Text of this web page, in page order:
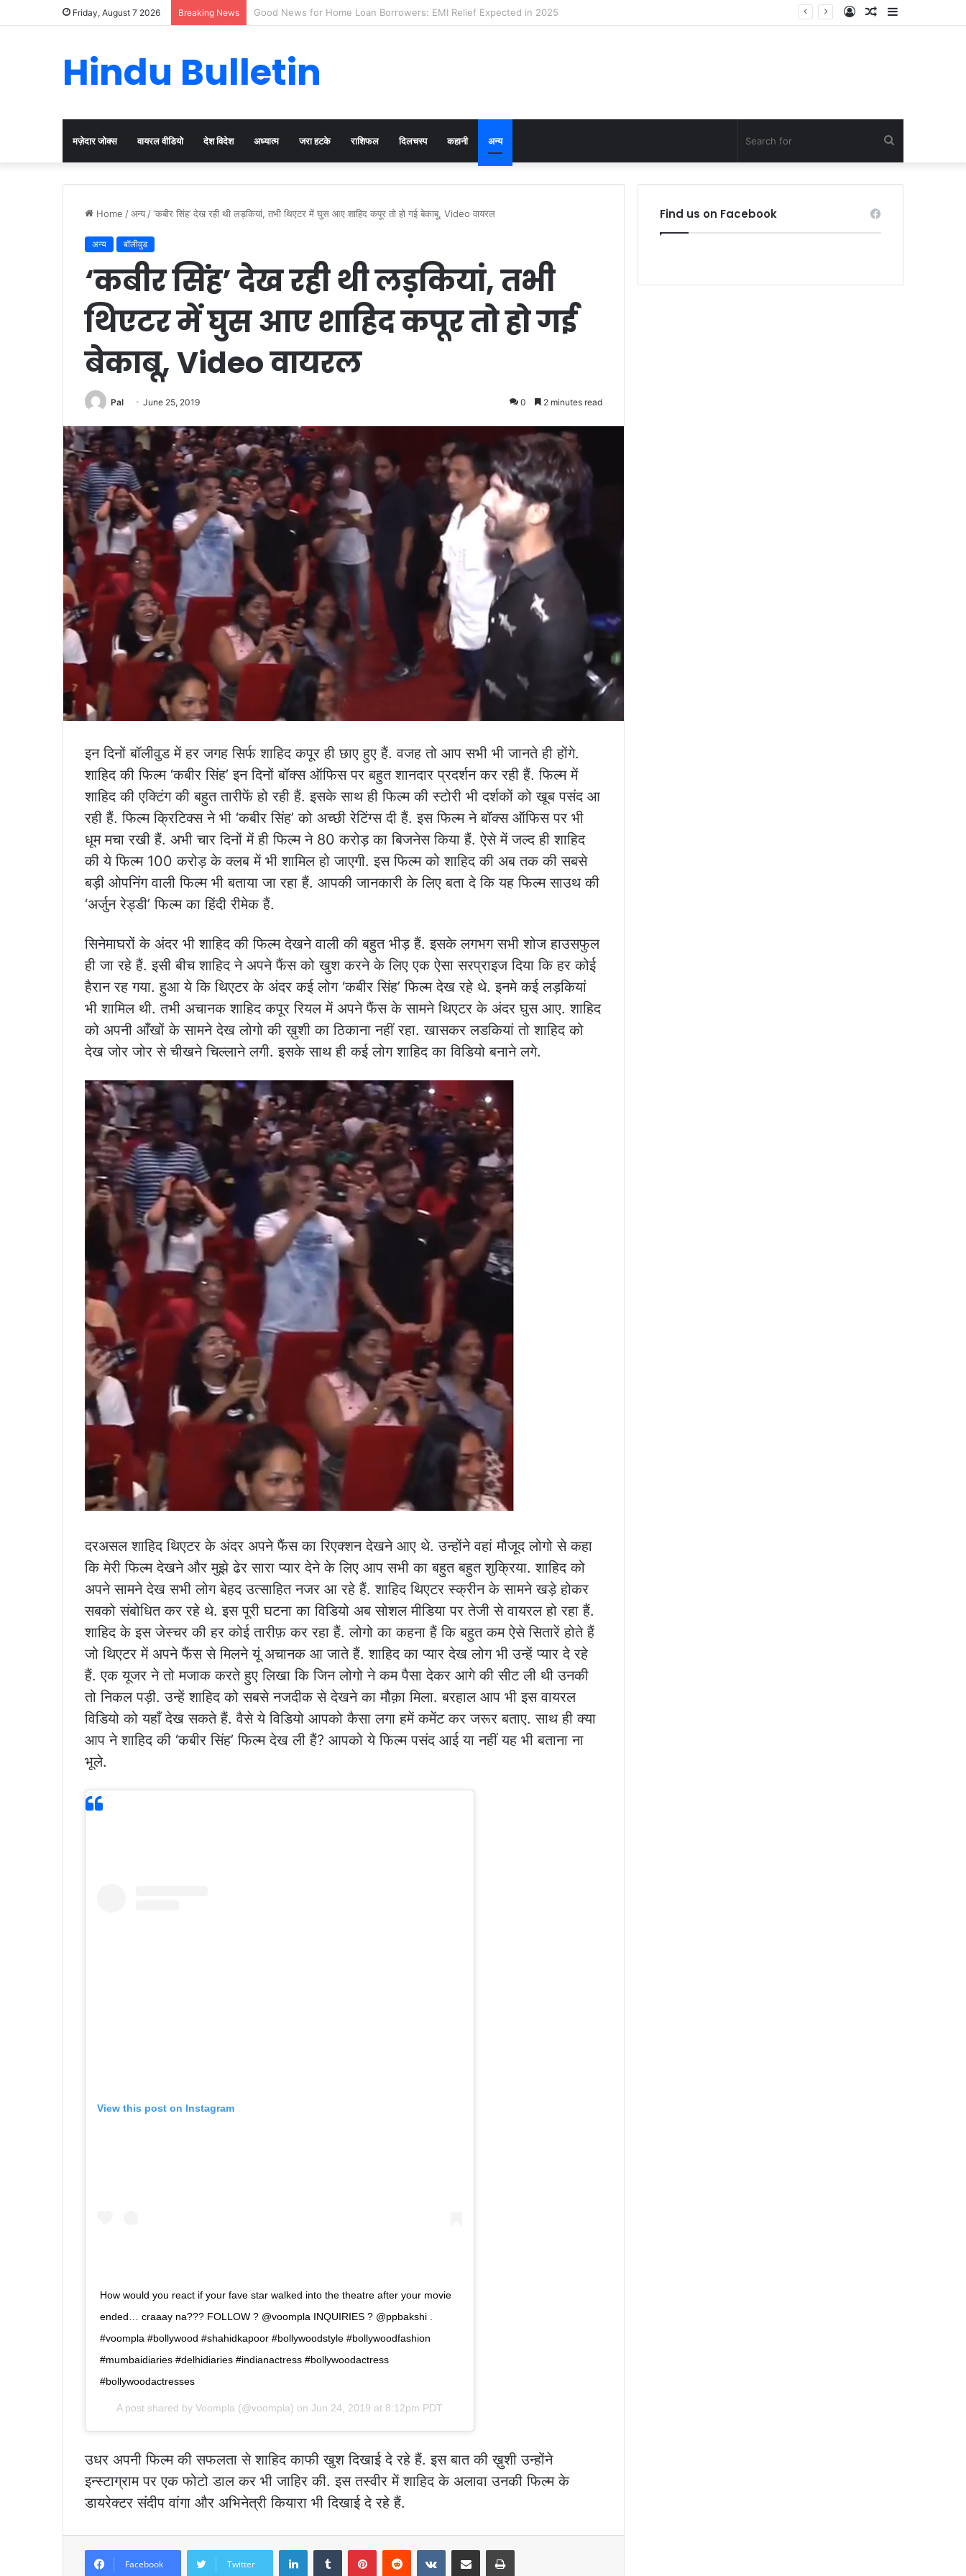
Friday, August 7 2026 Breaking News Cervical Cancer Prevention in Men: Why HPV Vaccination for Males is Critical Sidebar
Random
Log
Hindu Bulletin
मज़ेदार जोक्स वायरल वीडियो देश विदेश अध्यात्म जरा हटके राशिफल दिलचस्प कहानी अन्य
for
Home /अन्य /‘कबीर सिंह’ देख रही थी लड़कियां, तभी थिएटर में घुस आए शाहिद कपूर तो हो गई बेकाबू, Video वायरल
अन्य बॉलीवुड
‘कबीर सिंह’ देख रही थी लड़कियां, तभी
थिएटर में घुस आए शाहिद कपूर तो हो गई
बेकाबू, Video वायरल
Pal June 25, 2019 0 2 minutes read
इन दिनों बॉलीवुड में हर जगह सिर्फ शाहिद कपूर ही छाए हुए हैं. वजह तो आप सभी भी जानते ही होंगे.
शाहिद की फिल्म ‘कबीर सिंह’ इन दिनों बॉक्स ऑफिस पर बहुत शानदार प्रदर्शन कर रही हैं. फिल्म में
शाहिद की एक्टिंग की बहुत तारीफें हो रही हैं. इसके साथ ही फिल्म की स्टोरी भी दर्शकों को खूब पसंद आ
रही हैं. फिल्म क्रिटिक्स ने भी ‘कबीर सिंह’ को अच्छी रेटिंग्स दी हैं. इस फिल्म ने बॉक्स ऑफिस पर भी
धूम मचा रखी हैं. अभी चार दिनों में ही फिल्म ने 80 करोड़ का बिजनेस किया हैं. ऐसे में जल्द ही शाहिद
की ये फिल्म 100 करोड़ के क्लब में भी शामिल हो जाएगी. इस फिल्म को शाहिद की अब तक की सबसे
बड़ी ओपनिंग वाली फिल्म भी बताया जा रहा हैं. आपकी जानकारी के लिए बता दे कि यह फिल्म साउथ की
‘अर्जुन रेड्डी’ फिल्म का हिंदी रीमेक हैं.
सिनेमाघरों के अंदर भी शाहिद की फिल्म देखने वाली की बहुत भीड़ हैं. इसके लगभग सभी शोज हाउसफुल
ही जा रहे हैं. इसी बीच शाहिद ने अपने फैंस को खुश करने के लिए एक ऐसा सरप्राइज दिया कि हर कोई
हैरान रह गया. हुआ ये कि थिएटर के अंदर कई लोग ‘कबीर सिंह’ फिल्म देख रहे थे. इनमे कई लड़कियां
भी शामिल थी. तभी अचानक शाहिद कपूर रियल में अपने फैंस के सामने थिएटर के अंदर घुस आए. शाहिद
को अपनी आँखों के सामने देख लोगो की ख़ुशी का ठिकाना नहीं रहा. खासकर लडकियां तो शाहिद को
देख जोर जोर से चीखने चिल्लाने लगी. इसके साथ ही कई लोग शाहिद का विडियो बनाने लगे.
दरअसल शाहिद थिएटर के अंदर अपने फैंस का रिएक्शन देखने आए थे. उन्होंने वहां मौजूद लोगो से कहा
कि मेरी फिल्म देखने और मुझे ढेर सारा प्यार देने के लिए आप सभी का बहुत बहुत शुक्रिया. शाहिद को
अपने सामने देख सभी लोग बेहद उत्साहित नजर आ रहे हैं. शाहिद थिएटर स्क्रीन के सामने खड़े होकर
सबको संबोधित कर रहे थे. इस पूरी घटना का विडियो अब सोशल मीडिया पर तेजी से वायरल हो रहा हैं.
शाहिद के इस जेस्चर की हर कोई तारीफ़ कर रहा हैं. लोगो का कहना हैं कि बहुत कम ऐसे सितारें होते हैं
जो थिएटर में अपने फैंस से मिलने यूं अचानक आ जाते हैं. शाहिद का प्यार देख लोग भी उन्हें प्यार दे रहे
हैं. एक यूजर ने तो मजाक करते हुए लिखा कि जिन लोगो ने कम पैसा देकर आगे की सीट ली थी उनकी
तो निकल पड़ी. उन्हें शाहिद को सबसे नजदीक से देखने का मौक़ा मिला. बरहाल आप भी इस वायरल
विडियो को यहाँ देख सकते हैं. वैसे ये विडियो आपको कैसा लगा हमें कमेंट कर जरूर बताए. साथ ही क्या
आप ने शाहिद की ‘कबीर सिंह’ फिल्म देख ली हैं? आपको ये फिल्म पसंद आई या नहीं यह भी बताना ना
भूले.
View this post on Instagram
How would you react if your fave star walked into the theatre after your movie
ended… craaay na??? FOLLOW ? @voompla INQUIRIES ? @ppbakshi .
#voompla #bollywood #shahidkapoor #bollywoodstyle #bollywoodfashion
#mumbaidiaries #delhidiaries #indianactress #bollywoodactress
#bollywoodactresses
A post shared by Voompla (@voompla) on Jun 24, 2019 at 8:12pm PDT
उधर अपनी फिल्म की सफलता से शाहिद काफी खुश दिखाई दे रहे हैं. इस बात की ख़ुशी उन्होंने
इन्स्टाग्राम पर एक फोटो डाल कर भी जाहिर की. इस तस्वीर में शाहिद के अलावा उनकी फिल्म के
डायरेक्टर संदीप वांगा और अभिनेत्री कियारा भी दिखाई दे रहे हैं.
Facebook Twitter
LinkedInTumblr PinterestReddit VKontakteShare via Email Print
Find us on Facebook